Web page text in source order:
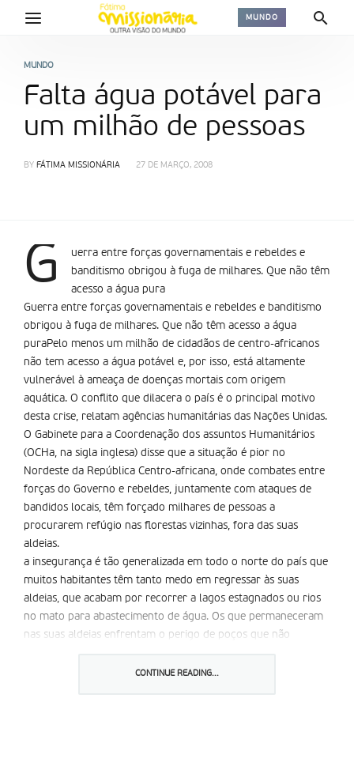
MUNDO
MUNDO
Falta água potável para
um milhão de pessoas
BY FÁTIMA MISSIONÁRIA 27 DE MARÇO, 2008
G
uerra entre forças governamentais e rebeldes e
banditismo obrigou à fuga de milhares. Que não têm
acesso a água pura
Guerra entre forças governamentais e rebeldes e banditismo
obrigou à fuga de milhares. Que não têm acesso a água
puraPelo menos um milhão de cidadãos de centro-africanos
não tem acesso a água potável e, por isso, está altamente
vulnerável à ameaça de doenças mortais com origem
aquática. O conflito que dilacera o país é o principal motivo
desta crise, relatam agências humanitárias das Nações Unidas.
O Gabinete para a Coordenação dos assuntos Humanitários
(OCHa, na sigla inglesa) disse que a situação é pior no
Nordeste da República Centro-africana, onde combates entre
forças do Governo e rebeldes, juntamente com ataques de
bandidos locais, têm forçado milhares de pessoas a
procurarem refúgio nas florestas vizinhas, fora das suas
aldeias.
a insegurança é tão generalizada em todo o norte do país que
muitos habitantes têm tanto medo em regressar às suas
aldeias, que acabam por recorrer a lagos estagnados ou rios
no mato para abastecimento de água. Os que permaneceram
nas suas aldeias enfrentam o perigo de poços que não
CONTINUE READING...